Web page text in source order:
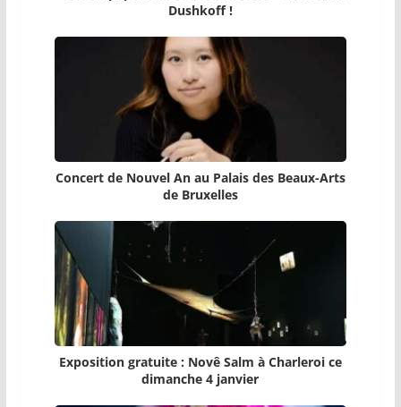
Dushkoff !
Concert de Nouvel An au Palais des Beaux-Arts
de Bruxelles
Exposition gratuite : Novê Salm à Charleroi ce
dimanche 4 janvier